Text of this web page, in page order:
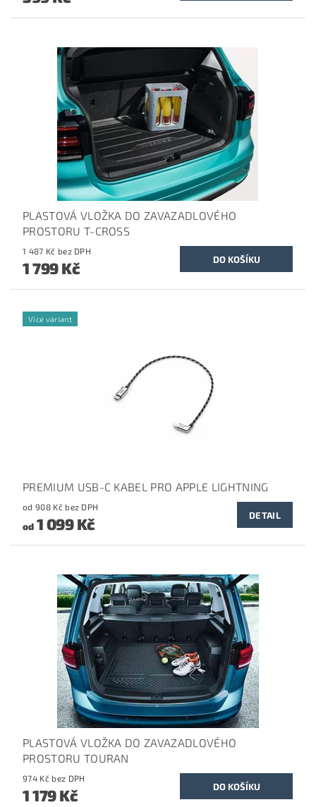
PLASTOVÁ VLOŽKA DO ZAVAZADLOVÉHO
PROSTORU T-CROSS
1 487 Kč bez DPH
1 799 Kč
Více variant
PREMIUM USB-C KABEL PRO APPLE LIGHTNING
od 908 Kč bez DPH
od1 099 Kč DETAIL
PLASTOVÁ VLOŽKA DO ZAVAZADLOVÉHO
PROSTORU TOURAN
974 Kč bez DPH
1 179 Kč